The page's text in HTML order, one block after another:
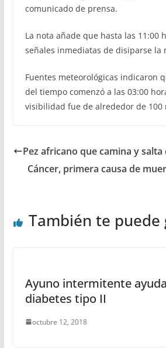
comunicado de prensa.
La nota añade que hasta las 11:00
señales inmediatas de disiparse la
Fuentes meteorológicas indicaron
del tiempo comenzó a las 03:00
visibilidad fue de alrededor de 100
Pez africano que camina y salta
Cáncer, primera causa de
También te puede
Ayuno intermitente
diabetes tipo II
octubre 12, 2018